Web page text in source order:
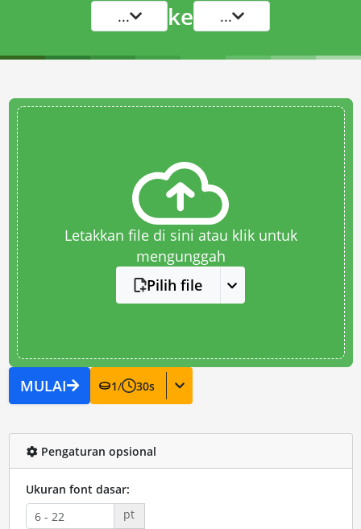
... ke ...
Letakkan file di sini atau klik untuk
mengunggah
Pilih file
MULAI 1/ 30s
Pengaturan opsional
Ukuran font dasar:
pt